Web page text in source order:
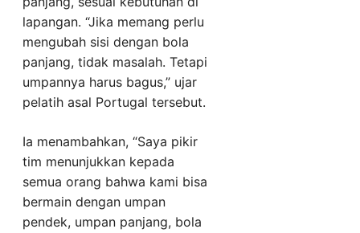
lapangan. “Jika memang perlu
mengubah sisi dengan bola
panjang, tidak masalah. Tetapi
umpannya harus bagus,” ujar
pelatih asal Portugal tersebut.
Ia menambahkan, “Saya pikir
tim menunjukkan kepada
semua orang bahwa kami bisa
bermain dengan umpan
pendek, umpan panjang, bola